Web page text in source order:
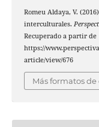
Romeu Aldaya, V.
interculturales.
Recuperado a partir de
https://
article/view/676
Más formatos de